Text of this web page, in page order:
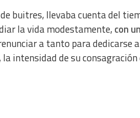
buitres, llevaba cuenta del
la vida modestamente, con
a tanto para dedicarse
intensidad de su